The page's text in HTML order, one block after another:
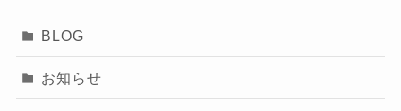
BLOG
お知らせ